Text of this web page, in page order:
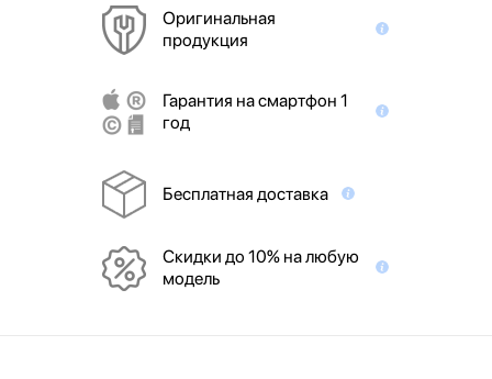
Оригинальная
продукция
Гарантия на смартфон 1
год
Бесплатная доставка
Скидки до 10% на любую
модель